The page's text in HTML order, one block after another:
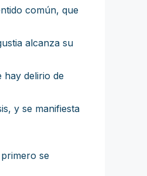
común, que
alcanza su
hay delirio de
y se manifiesta
se